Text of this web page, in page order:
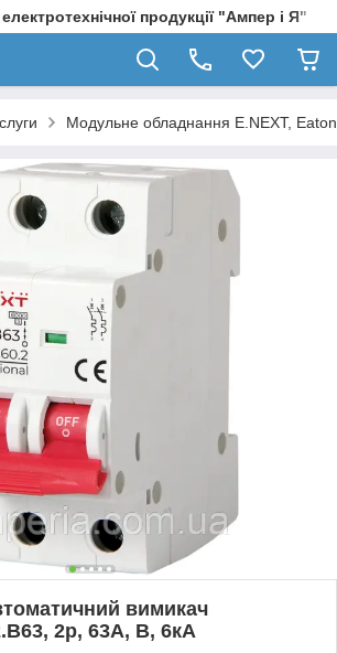
продукції "Ампер і Я"
Модульне обладнання E.NEXT, Eaton
вимикач
2р, 63А, В, 6кА